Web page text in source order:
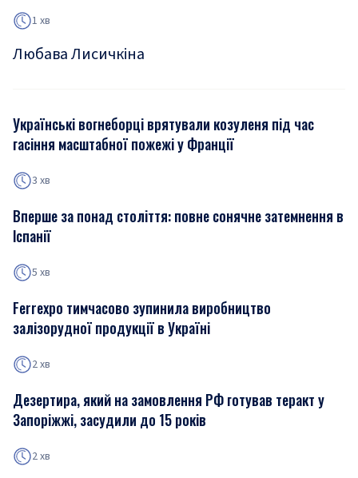
1 хв
Любава Лисичкіна
Українські вогнеборці врятували козуленя під час
гасіння масштабної пожежі у Франції
3 хв
Вперше за понад століття: повне сонячне затемнення в
Іспанії
5 хв
Ferrexpo тимчасово зупинила виробництво
залізорудної продукції в Україні
2 хв
Дезертира, який на замовлення РФ готував теракт у
Запоріжжі, засудили до 15 років
2 хв